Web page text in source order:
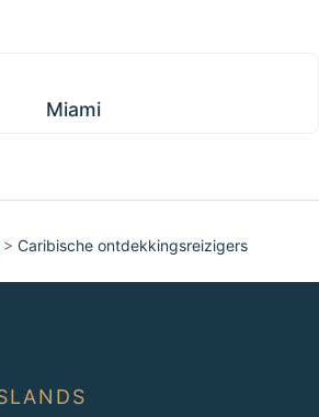
Miami
> Caribische ontdekkingsreizigers